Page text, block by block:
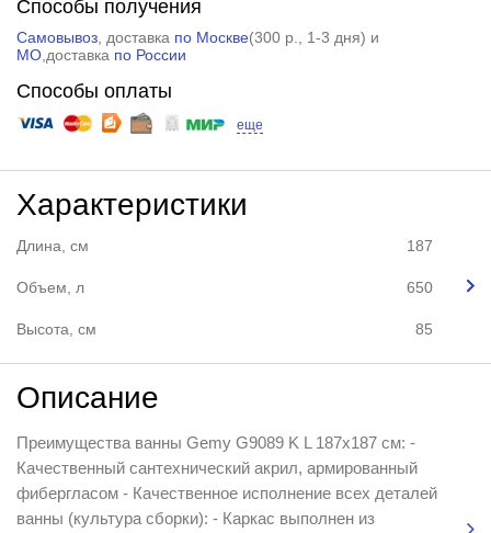
Способы получения
Самовывоз, доставка по Москве(300 р.
, 1-3 дня) и
МО,доставка по России
Способы оплаты
еще
Характеристики
Длина, см 187
Объем, л 650
Высота, см 85
Описание
Преимущества ванны Gemy G9089 K L 187x187 см: -
Качественный сантехнический акрил, армированный
фибергласом - Качественное исполнение всех деталей
ванны (культура сборки): - Каркас выполнен из